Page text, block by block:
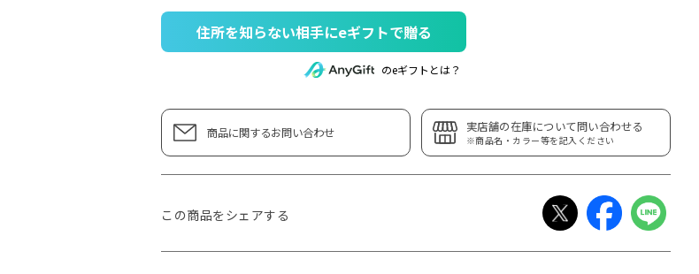
住所を知らない相手にeギフトで贈る
のeギフトとは？
商品に関するお問い合わせ 実店舗の在庫について問い合わせる
※商品名・カラー等を記入ください
この商品をシェアする